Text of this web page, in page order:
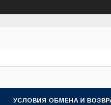
УСЛОВИЯ ОБМЕНА И